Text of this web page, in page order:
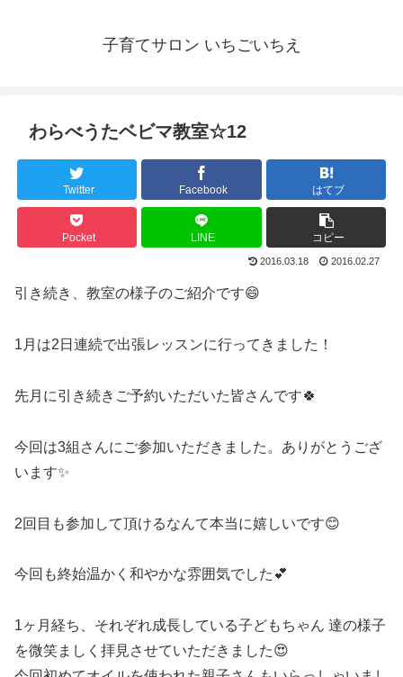
子育てサロン いちごいちえ
わらべうたベビマ教室☆12
Twitter Facebook はてブ
Pocket LINE コピー
2016.03.18 2016.02.27
引き続き、教室の様子のご紹介です😄
1月は2日連続で出張レッスンに行ってきました！
先月に引き続きご予約いただいた皆さんです🍀
今回は3組さんにご参加いただきました。ありがとうござ
います✨
2回目も参加して頂けるなんて本当に嬉しいです😊
今回も終始温かく和やかな雰囲気でした💕
1ヶ月経ち、それぞれ成長している子どもちゃん 達の様子
を微笑ましく拝見させていただきました😍